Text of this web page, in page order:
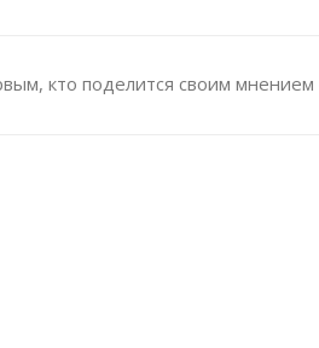
кто поделится своим мнением